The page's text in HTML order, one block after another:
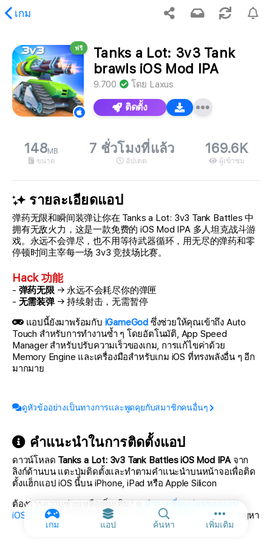
เกม
เกม แอป ค้นหา เพิ่มเติมตัวเลือกเพิ่ม
เนื้อหาที่ร้องขอ
ฟรี
Tanks a Lot: 3v3 Tank
brawls iOS Mod IPA
9.700 โดย Laxus
ติดตั้ง
148MB
ขนาด
7 ชั่วโมงที่แล้ว
อัปเดต
169.6K
ผู้เข้าชม
รายละเอียดแอป
弹药无限和瞬间装弹让你在 Tanks a Lot: 3v3 Tank Battles 中
拥有无敌火力，这是一款免费的 iOS Mod IPA 多人坦克战斗游
戏。永远不会弹尽，也不用等待武器循环，用无尽的弹药和零
停顿时间主宰每一场 3v3 竞技场比赛。
Hack 功能
- 弹药无限→ 永远不会耗尽你的弹匣
- 无需装弹→ 持续射击，无需暂停
แอปนี้ยังมาพร้อมกับ iGameGod ซึ่งช่วยให้คุณเข้าถึง Auto
Touch สำหรับการทำงานซ้ำ ๆ โดยอัตโนมัติ, App Speed
Manager สำหรับปรับความเร็วของเกม, การแก้ไขค่าด้วย
Memory Engine และเครื่องมือสำหรับเกม iOS ที่ทรงพลังอื่น ๆ อีก
มากมาย
ดูหัวข้ออย่างเป็นทางการและพูดคุยกับสมาชิกคนอื่นๆ
คำแนะนำในการติดตั้งแอป
ดาวน์โหลด Tanks a Lot: 3v3 Tank Battles iOS Mod IPAจาก
ลิงก์ด้านบน แตะปุ่มติดตั้งและทำตามคำแนะนำบนหน้าจอเพื่อติด
ตั้งแฮ็กแอป iOS นี้บน iPhone, iPad หรือ Apple Silicon
ต้องการความช่วยเหลือเพิ่มเติม? ดูคำถามที่พบบ่อยของแอป
iOSGodsสำหรับคำตอบโดยละเอียดและเคล็ดลับการแก้ไขปัญหา